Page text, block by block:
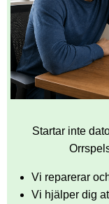
Startar inte
Vi reparerar
Vi hjälper dig